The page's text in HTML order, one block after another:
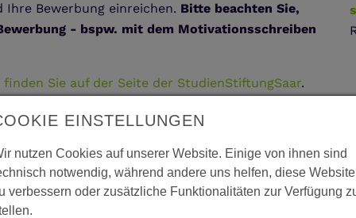
Ihre Bewerbung einreichen. Bitte beachten Sie,
- bspw. mit dem Motivationsschreiben
Sie auf der Seite der StudienStiftungSaar.
der Universität des Saarlandes 2026-
über das
Online-Bewerberportal der
EINSTELLUNGEN
nutzen Cookies auf unserer Website. Einige von ihnen sind
notwendig, während andere uns helfen, diese Website
verbessern oder zusätzliche Funktionalitäten zur Verfügung